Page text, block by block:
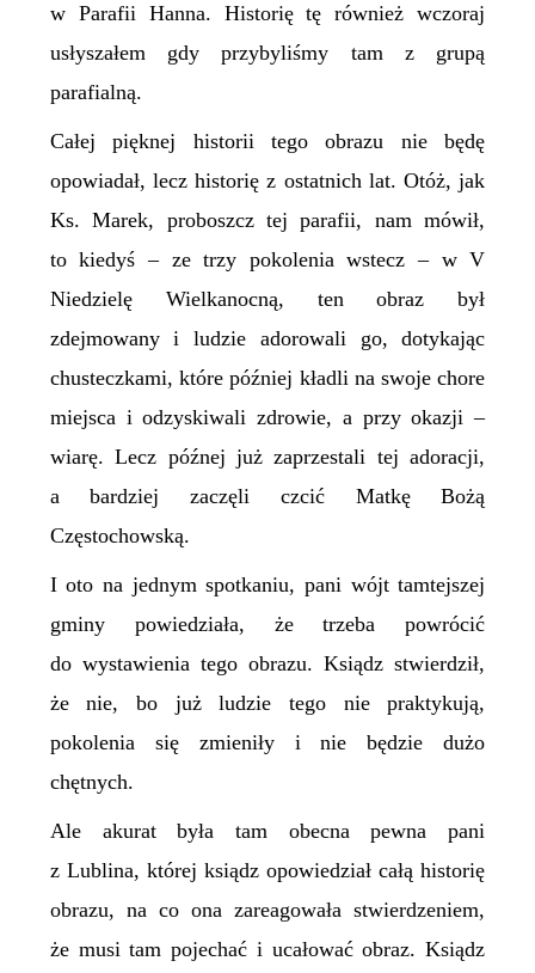
w Parafii Hanna. Historię tę również wczoraj
usłyszałem gdy przybyliśmy tam z grupą
parafialną.
Całej pięknej historii tego obrazu nie będę
opowiadał, lecz historię z ostatnich lat. Otóż, jak
Ks. Marek, proboszcz tej parafii, nam mówił,
to kiedyś – ze trzy pokolenia wstecz – w V
Niedzielę Wielkanocną, ten obraz był
zdejmowany i ludzie adorowali go, dotykając
chusteczkami, które później kładli na swoje chore
miejsca i odzyskiwali zdrowie, a przy okazji –
wiarę. Lecz późnej już zaprzestali tej adoracji,
a bardziej zaczęli czcić Matkę Bożą
Częstochowską.
I oto na jednym spotkaniu, pani wójt tamtejszej
gminy powiedziała, że trzeba powrócić
do wystawienia tego obrazu. Ksiądz stwierdził,
że nie, bo już ludzie tego nie praktykują,
pokolenia się zmieniły i nie będzie dużo
chętnych.
Ale akurat była tam obecna pewna pani
z Lublina, której ksiądz opowiedział całą historię
obrazu, na co ona zareagowała stwierdzeniem,
że musi tam pojechać i ucałować obraz. Ksiądz